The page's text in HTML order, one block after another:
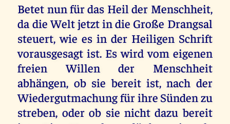
Betet nun für das Heil der Menschheit,
da die Welt jetzt in die Große Drangsal
steuert, wie es in der Heiligen Schrift
vorausgesagt ist. Es wird vom eigenen
freien Willen der Menschheit
abhängen, ob sie bereit ist, nach der
Wiedergutmachung für ihre Sünden zu
streben, oder ob sie nicht dazu bereit